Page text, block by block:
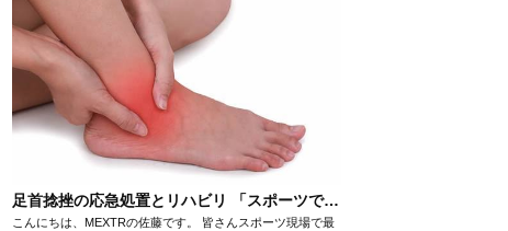
足首捻挫の応急処置とリハビリ 「スポーツで最
も多いケガ」
こんにちは、MEXTRの佐藤です。 皆さんスポーツ現場で最